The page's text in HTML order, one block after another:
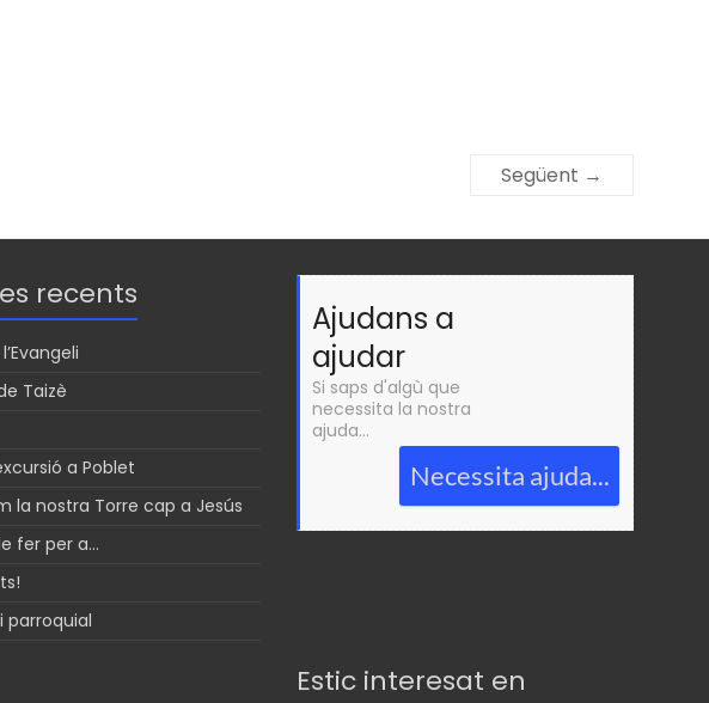
Següent →
recents
Taizè
a Poblet
la nostra Torre cap a Jesús
fer per a…
parroquial
Ajudans a
ajudar
Si saps d'algù que
necessita la nostra
ajuda...
Necessita ajuda...
Estic interesat en